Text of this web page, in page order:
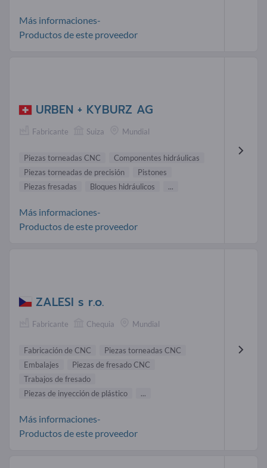
Más informaciones-
Productos de este proveedor
URBEN + KYBURZ AG
Fabricante Suiza Mundial
Piezas torneadas CNC
Componentes hidráulicas
Piezas torneadas de precisión
Pistones
Piezas fresadas
Bloques hidráulicos ...
Más informaciones-
Productos de este proveedor
ZALESI s r.o.
Fabricante Chequia Mundial
Fabricación de CNC
Piezas torneadas CNC
Embalajes
Piezas de fresado CNC
Trabajos de fresado
Piezas de inyección de plástico
...
Más informaciones-
Productos de este proveedor